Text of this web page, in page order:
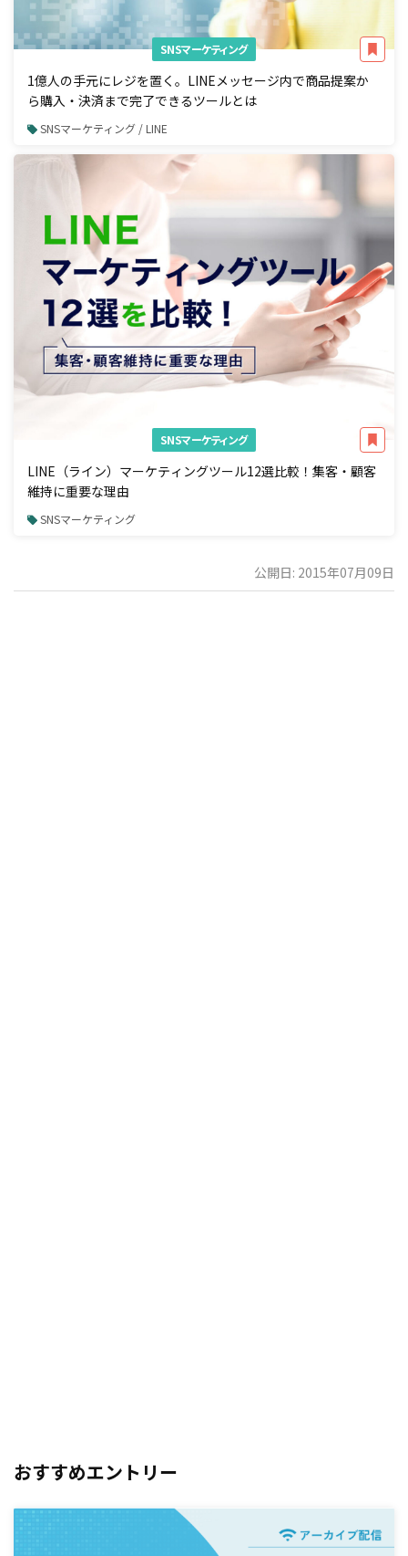
SNSマーケティング
1億人の手元にレジを置く。LINEメッセージ内で商品提案か
ら購入・決済まで完了できるツールとは
SNSマーケティング / LINE
SNSマーケティング
LINE（ライン）マーケティングツール12選比較！集客・顧客
維持に重要な理由
SNSマーケティング
公開日: 2015年07月09日
おすすめエントリー